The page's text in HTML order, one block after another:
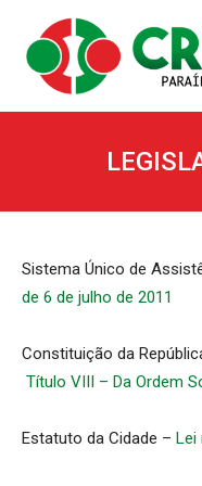
Sistema Único de
de 6 de julho de 2011
Constituição da
Título VIII – Da Ordem
Estatuto da Cidade – Lei